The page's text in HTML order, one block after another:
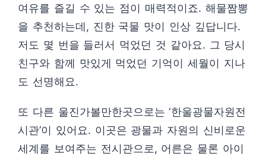
여유를 즐길 수 있는 점이 매력적이죠. 해물짬뽕
을 추천하는데, 진한 국물 맛이 인상 깊답니다.
저도 몇 번을 들러서 먹었던 것 같아요. 그 당시
친구와 함께 맛있게 먹었던 기억이 세월이 지나
도 선명해요.
또 다른 울진가볼만한곳으로는 ‘한울광물자원전
시관’이 있어요. 이곳은 광물과 자원의 신비로운
세계를 보여주는 전시관으로, 어른은 물론 아이